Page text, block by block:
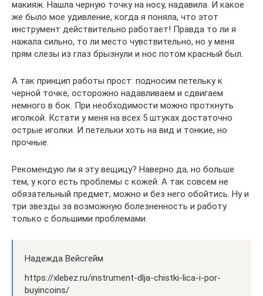
макияж. Нашла черную точку на носу, надавила. И какое
же было мое удивление, когда я поняла, что этот
инструмент действительно работает! Правда то ли я
нажала сильно, то ли место чувствительно, но у меня
прям слезы из глаз брызнули и нос потом красный был.
А так принцип работы прост: подносим петельку к
черной точке, осторожно надавливаем и сдвигаем
немного в бок. При необходимости можно проткнуть
иголкой. Кстати у меня на всех 5 штуках достаточно
острые иголки. И петельки хоть на вид и тонкие, но
прочные.
Рекомендую ли я эту вещицу? Наверно да, но больше
тем, у кого есть проблемы с кожей. А так совсем не
обязательный предмет, можно и без него обойтись. Ну и
три звезды за возможную болезненность и работу
только с большими проблемами.
Надежда Вейсгейм
https://xlebez.ru/instrument-dlja-chistki-lica-i-por-
buyincoins/